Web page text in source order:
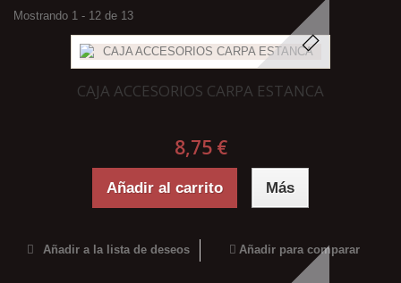
Mostrando 1 - 12 de 13
CAJA ACCESORIOS CARPA ESTANCA
8,75 €
Añadir al carrito Más
Añadir a la lista de deseos Añadir para comparar